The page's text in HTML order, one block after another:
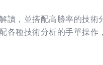
讀，並搭配高勝率的技
各種技術分析的手單操